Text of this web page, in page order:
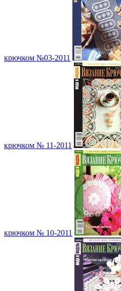
крючком №03-2011
крючком № 11-2011
крючком № 10-2011